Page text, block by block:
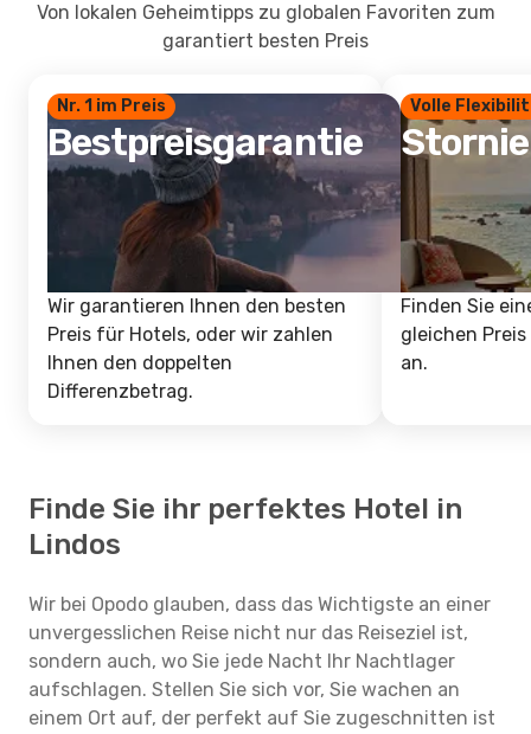
Von lokalen Geheimtipps zu globalen Favoriten zum
garantiert besten Preis
Nr. 1 im Preis
Bestpreisgarantie
Wir garantieren Ihnen den besten
Preis für Hotels, oder wir zahlen
Ihnen den doppelten
Differenzbetrag.
Volle
Finden Sie
gleichen
an.
Finde Sie ihr perfektes Hotel in
Lindos
Wir bei Opodo glauben, dass das Wichtigste an einer
unvergesslichen Reise nicht nur das Reiseziel ist,
sondern auch, wo Sie jede Nacht Ihr Nachtlager
aufschlagen. Stellen Sie sich vor, Sie wachen an
einem Ort auf, der perfekt auf Sie zugeschnitten ist